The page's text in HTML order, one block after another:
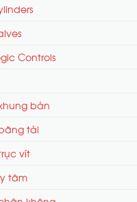
Controls
bản
tải
vít
tâm